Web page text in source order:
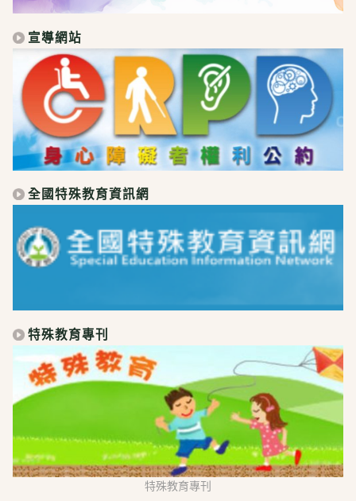
宣導網站
全國特殊教育資訊網
特殊教育專刊
特殊教育專刊